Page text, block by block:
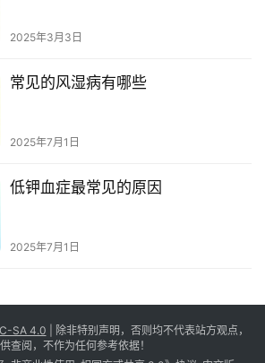
2025年3月3日
常见的风湿病有哪些
2025年7月1日
低钾血症最常见的原因
2025年7月1日
SA 4.0 | 除非特别声明，否则均不代表站方观点，
查阅，不作为任何参考依据！